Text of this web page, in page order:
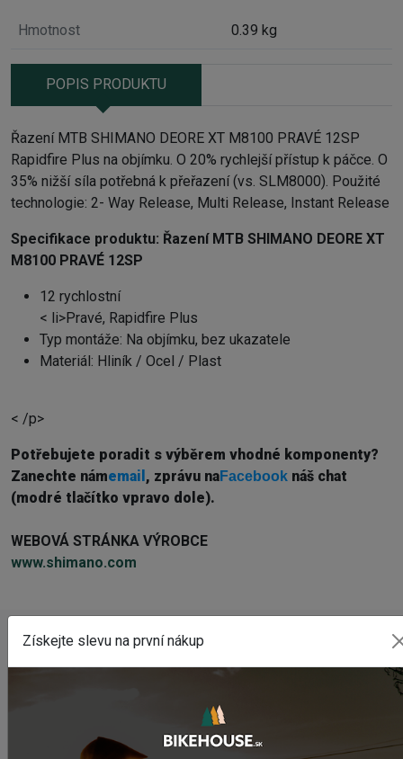
Hmotnost 0.39 kg
POPIS PRODUKTU
Řazení MTB SHIMANO DEORE XT M8100 PRAVÉ 12SP
Rapidfire Plus na objímku. O 20% rychlejší přístup k páčce. O
35% nižší síla potřebná k přeřazení (vs. SLM8000). Použité
technologie: 2- Way Release, Multi Release, Instant Release
Specifikace produktu: Řazení MTB SHIMANO DEORE XT
M8100 PRAVÉ 12SP
12 rychlostní
< li>Pravé, Rapidfire Plus
Typ montáže: Na objímku, bez ukazatele
Materiál: Hliník / Ocel / Plast
< /p>
Potřebujete poradit s výběrem vhodné komponenty?
Zanechte námemail , zprávu naFacebook náš chat
(modré tlačítko vpravo dole).
WEBOVÁ STRÁNKA VÝROBCE
www.shimano.com
Prehadzovačka SHIMANO TOURNEY RD-TY200 GS 6/7
465,61 Kč
Získejte slevu na první nákup